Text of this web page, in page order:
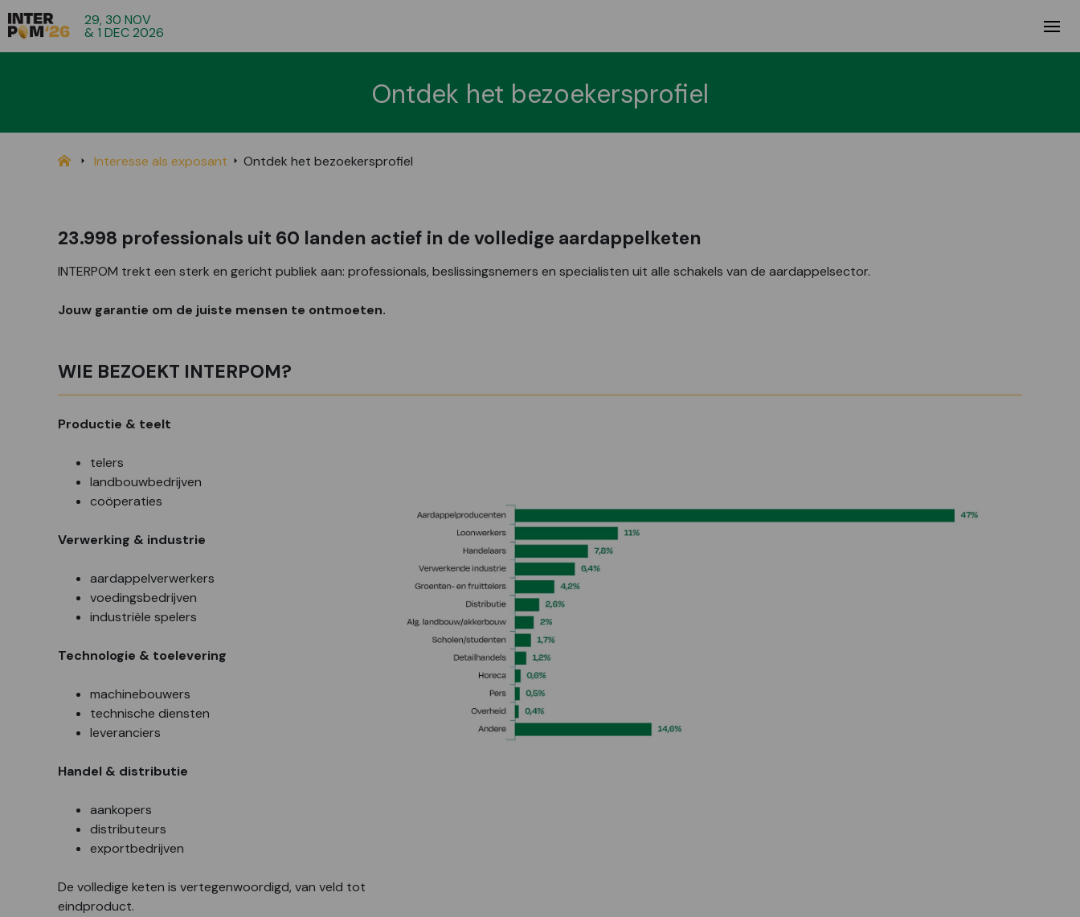
29, 30 NOV
& 1 DEC 2026
Ontdek het bezoekersprofiel
Interesse als exposant Ontdek het bezoekersprofiel
23.998 professionals uit 60 landen actief in de volledige aardappelketen
INTERPOM trekt een sterk en gericht publiek aan: professionals, beslissingsnemers en specialisten uit alle schakels van de aardappelsector.
Jouw garantie om de juiste mensen te ontmoeten.
WIE BEZOEKT INTERPOM?
Productie & teelt
telers
landbouwbedrijven
coöperaties
Verwerking & industrie
aardappelverwerkers
voedingsbedrijven
industriële spelers
Technologie & toelevering
machinebouwers
technische diensten
leveranciers
Handel & distributie
aankopers
distributeurs
exportbedrijven
De volledige keten is vertegenwoordigd, van veld tot
eindproduct.